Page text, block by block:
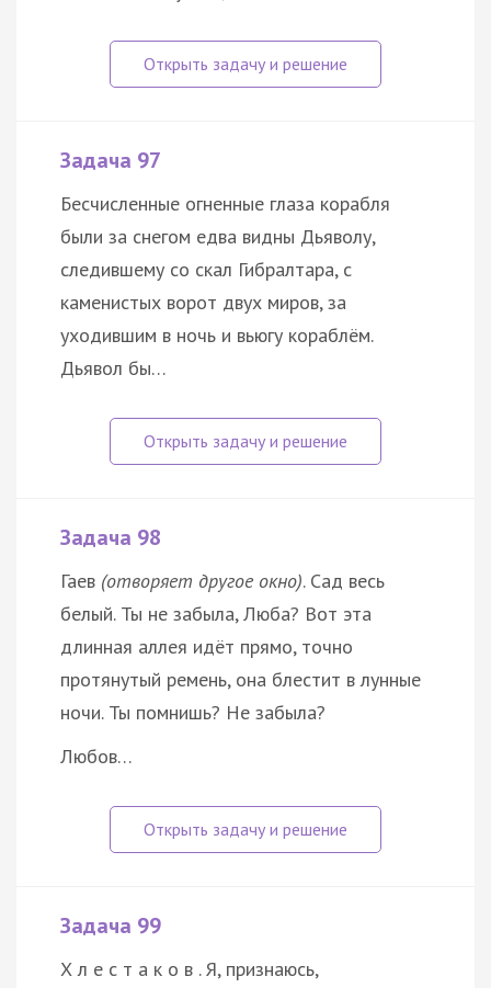
Задача 97
Бесчисленные огненные глаза корабля
были за снегом едва видны Дьяволу,
следившему со скал Гибралтара, с
каменистых ворот двух миров, за
уходившим в ночь и вьюгу кораблём.
Дьявол бы…
Задача 98
Гаев (отворяет другое окно). Сад весь
белый. Ты не забыла, Люба? Вот эта
длинная аллея идёт прямо, точно
протянутый ремень, она блестит в лунные
ночи. Ты помнишь? Не забыла?
Любов…
Задача 99
Х л е с т а к о в . Я, признаюсь,